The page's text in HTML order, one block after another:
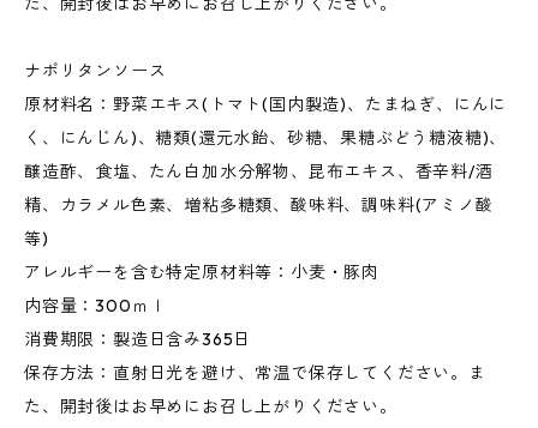
ナポリタンソース
原材料名：野菜エキス(トマト(国内製造)、たまねぎ、にんに
く、にんじん)、糖類(還元水飴、砂糖、果糖ぶどう糖液糖)、
醸造酢、食塩、たん白加水分解物、昆布エキス、香辛料/酒
精、カラメル色素、増粘多糖類、酸味料、調味料(アミノ酸
等)
アレルギーを含む特定原材料等：小麦・豚肉
内容量：300ｍｌ
消費期限：製造日含み365日
保存方法：直射日光を避け、常温で保存してください。ま
た、開封後はお早めにお召し上がりください。